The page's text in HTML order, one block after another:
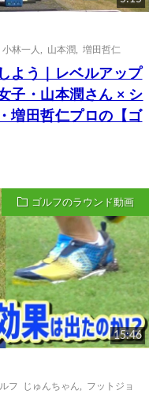
小林一人 山本潤 増田哲仁
よう｜レベルアップ
子・山本潤さん × シ
増田哲仁プロの【ゴ
ゴルフのラウンド動画
15:46
フ じゅんちゃん
フットジョ